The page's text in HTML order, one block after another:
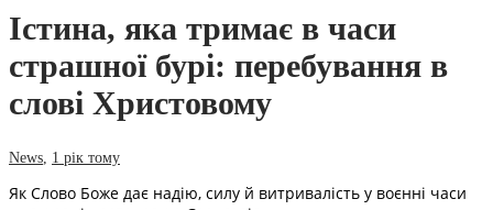
Істина, яка тримає в часи
страшної бурі: перебування в
слові Христовому
News 1 рік тому
Як Слово Боже дає надію, силу й витривалість у воєнні часи